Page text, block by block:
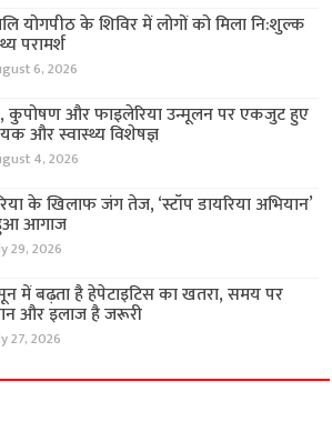
योगपीठ के शिविर में लोगों को मिला नि:शुल्क
परामर्श
6, 2026
कुपोषण और फाइलेरिया उन्मूलन पर एकजुट हुए
और स्वास्थ्य विशेषज्ञ
4, 2026
के खिलाफ जंग तेज, ‘स्टॉप डायरिया अभियान’
आगाज
29, 2026
में बढ़ता है हेपेटाइटिस का खतरा, समय पर
और इलाज है जरूरी
27, 2026